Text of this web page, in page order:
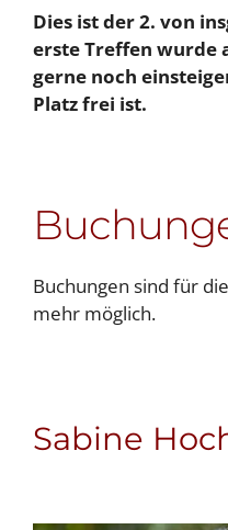
Dies ist der 2. von
erste Treffen wurde
gerne noch
Platz frei ist.
Buchungen sind für
mehr möglich.
Sabine